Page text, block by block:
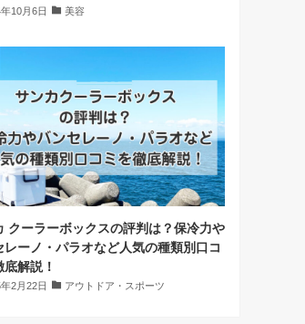
10月6日 美容
クーラーボックスの評判は？保冷力や
レーノ・パラオなど人気の種類別口コ
底解説！
2月22日 アウトドア・スポーツ